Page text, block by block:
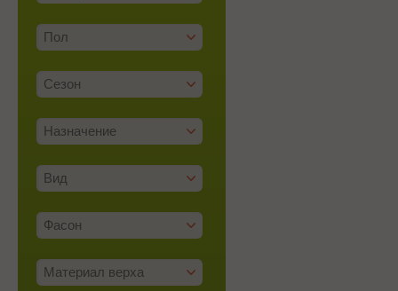
Пол
Сезон
Назначение
Вид
Фасон
Материал верха